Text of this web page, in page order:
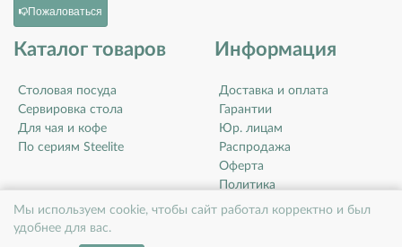
Мы используем cookie, чтобы сайт работал корректно и был
удобнее для вас.
Пожаловаться
Каталог товаров
Столовая посуда
Сервировка стола
Для чая и кофе
По сериям Steelite
Информация
Доставка и оплата
Гарантии
Юр. лицам
Распродажа
Оферта
Политика
конфиденциальности